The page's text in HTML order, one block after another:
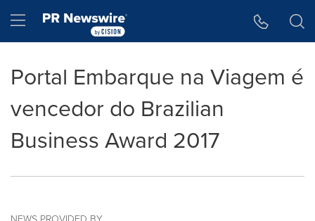
Hamburger menu
Portal Embarque na Viagem é
vencedor do Brazilian
Business Award 2017